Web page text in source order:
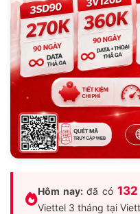
Hôm nay:đã có
Viettel 3 tháng tại